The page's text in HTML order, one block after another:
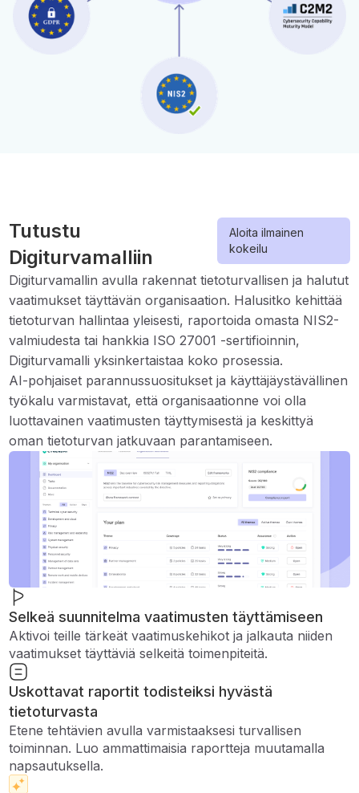
Tutustu
Digiturvamalliin
Aloita ilmainen
kokeilu
Digiturvamallin avulla rakennat tietoturvallisen ja halutut
vaatimukset täyttävän organisaation. Halusitko kehittää
tietoturvan hallintaa yleisesti, raportoida omasta NIS2-
valmiudesta tai hankkia ISO 27001 -sertifioinnin,
Digiturvamalli yksinkertaistaa koko prosessia.
AI-pohjaiset parannussuositukset ja käyttäjäystävällinen
työkalu varmistavat, että organisaationne voi olla
luottavainen vaatimusten täyttymisestä ja keskittyä
oman tietoturvan jatkuvaan parantamiseen.
Selkeä suunnitelma vaatimusten täyttämiseen
Aktivoi teille tärkeät vaatimuskehikot ja jalkauta niiden
vaatimukset täyttäviä selkeitä toimenpiteitä.
Uskottavat raportit todisteiksi hyvästä
tietoturvasta
Etene tehtävien avulla varmistaaksesi turvallisen
toiminnan. Luo ammattimaisia ​​raportteja muutamalla
napsautuksella.